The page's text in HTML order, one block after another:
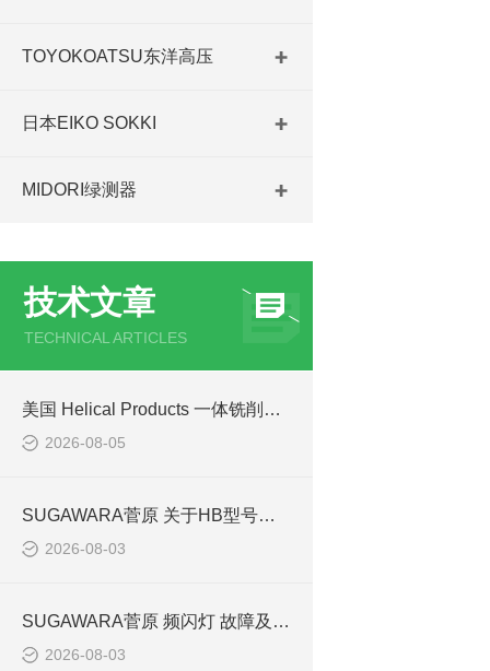
TOYOKOATSU东洋高压
日本EIKO SOKKI
MIDORI绿测器
技术文章
TECHNICAL ARTICLES
美国 Helical Products 一体铣削螺旋槽柔性联轴器技术与选型
2026-08-05
SUGAWARA菅原 关于HB型号的故障和失效
2026-08-03
SUGAWARA菅原 频闪灯 故障及维修
2026-08-03